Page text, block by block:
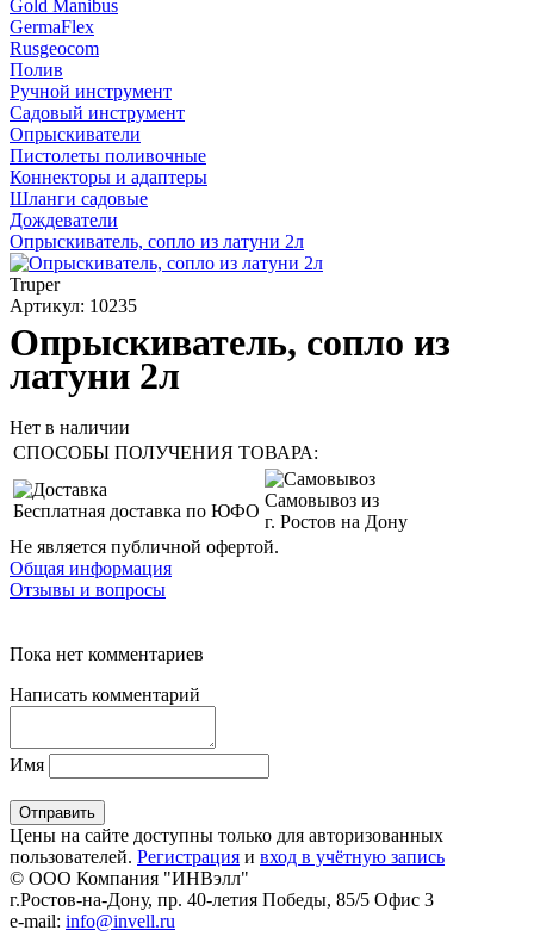
Gold Manibus
GermaFlex
Rusgeocom
Полив
Ручной инструмент
Садовый инструмент
Опрыскиватели
Пистолеты поливочные
Коннекторы и адаптеры
Шланги садовые
Дождеватели
Опрыскиватель, сопло из латуни 2л
Truper
Артикул: 10235
Опрыскиватель, сопло из
латуни 2л
Нет в наличии
СПОСОБЫ ПОЛУЧЕНИЯ ТОВАРА:
Бесплатная доставка по ЮФО
Самовывоз из
г. Ростов на Дону
Не является публичной офертой.
Общая информация
Отзывы и вопросы
Пока нет комментариев
Написать комментарий
Имя
Цены на сайте доступны только для авторизованных
пользователей. Регистрация и вход в учётную запись
© ООО Компания "ИНВэлл"
г.Ростов-на-Дону, пр. 40-летия Победы, 85/5 Офис 3
e-mail: info@invell.ru